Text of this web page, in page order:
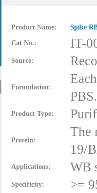
Product Name: Spike
Cat No.: IT-
Source:
Formulation:
PBS.
Product Type:
Protein:
The
19/
Applications: WB
Specificity: >=